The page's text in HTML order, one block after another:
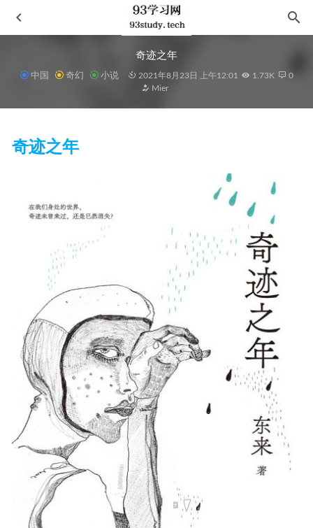
奇迹之年
中国 奇幻 小说 2021年8月23日 上午12:01 1.73K
0
Mier
奇迹之年
文言尺牍入门 2021-09-18
中国古代小说名著插图典藏·全11种（足本无删节，人民文学
出版社倾力打造！）
云游日本（套装共5册） 2021-08-29